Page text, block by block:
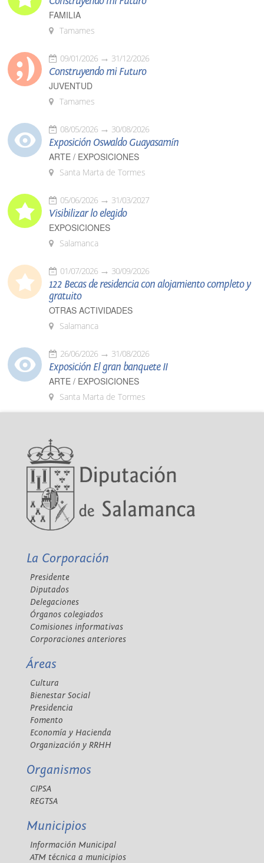
FAMILIA
Tamames
09/01/2026 31/12/2026
Construyendo mi Futuro
JUVENTUD
Tamames
08/05/2026 30/08/2026
Exposición Oswaldo Guayasamín
ARTE / EXPOSICIONES
Santa Marta de Tormes
05/06/2026 31/03/2027
Visibilizar lo elegido
EXPOSICIONES
Salamanca
01/07/2026 30/09/2026
122 Becas de residencia con alojamiento completo y
gratuito
OTRAS ACTIVIDADES
Salamanca
26/06/2026 31/08/2026
Exposición El gran banquete II
ARTE / EXPOSICIONES
Santa Marta de Tormes
La Corporación
Presidente
Diputados
Delegaciones
Órganos colegiados
Comisiones informativas
Corporaciones anteriores
Áreas
Cultura
Bienestar Social
Presidencia
Fomento
Economía y Hacienda
Organización y RRHH
Organismos
CIPSA
REGTSA
Municipios
Información Municipal
ATM técnica a municipios